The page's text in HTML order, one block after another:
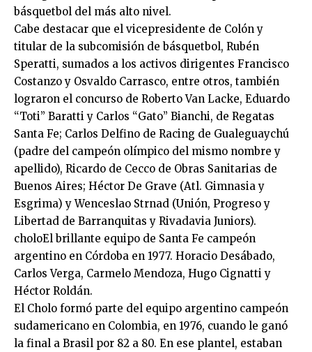
básquetbol del más alto nivel.
Cabe destacar que el vicepresidente de Colón y
titular de la subcomisión de básquetbol, Rubén
Speratti, sumados a los activos dirigentes Francisco
Costanzo y Osvaldo Carrasco, entre otros, también
lograron el concurso de Roberto Van Lacke, Eduardo
“Toti” Baratti y Carlos “Gato” Bianchi, de Regatas
Santa Fe; Carlos Delfino de Racing de Gualeguaychú
(padre del campeón olímpico del mismo nombre y
apellido), Ricardo de Cecco de Obras Sanitarias de
Buenos Aires; Héctor De Grave (Atl. Gimnasia y
Esgrima) y Wenceslao Strnad (Unión, Progreso y
Libertad de Barranquitas y Rivadavia Juniors).
choloEl brillante equipo de Santa Fe campeón
argentino en Córdoba en 1977. Horacio Desábado,
Carlos Verga, Carmelo Mendoza, Hugo Cignatti y
Héctor Roldán.
El Cholo formó parte del equipo argentino campeón
sudamericano en Colombia, en 1976, cuando le ganó
la final a Brasil por 82 a 80. En ese plantel, estaban